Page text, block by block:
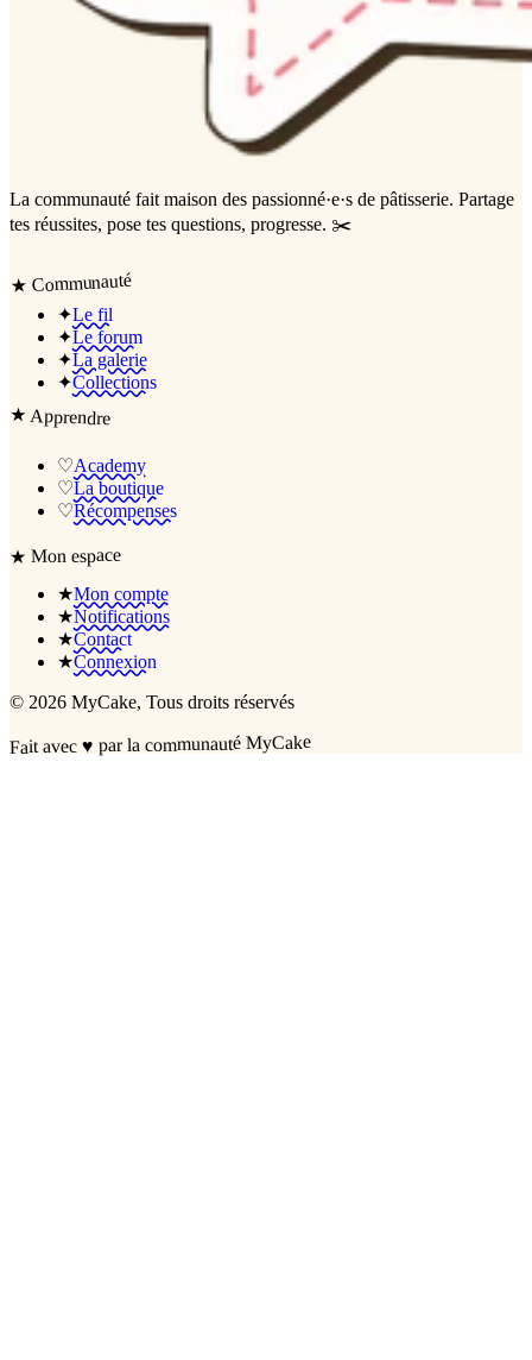
La communauté fait maison des passionné·e·s de pâtisserie. Partage
tes réussites, pose tes questions, progresse. ✂️
★ Communauté
✦Le fil
✦Le forum
✦La galerie
✦Collections
★Apprendre
♡Academy
♡La boutique
♡Récompenses
★Mon espace
★Mon compte
★Notifications
★Contact
★Connexion
© 2026 MyCake, Tous droits réservés
Fait avec♥ par la communauté MyCake